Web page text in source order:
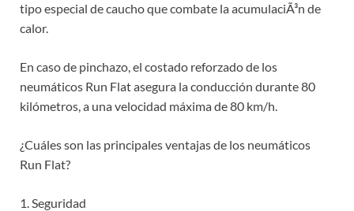
tipo especial de caucho que combate la acumulaciÃ³n de
calor.
En caso de pinchazo, el costado reforzado de los
neumáticos Run Flat asegura la conducción durante 80
kilómetros, a una velocidad máxima de 80 km/h.
¿Cuáles son las principales ventajas de los neumáticos
Run Flat?
1. Seguridad